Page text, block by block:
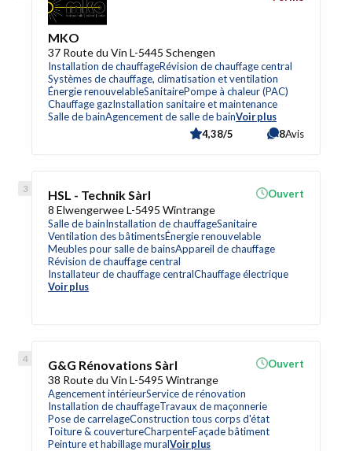
MKO
37 Route du Vin L-5445 Schengen
Installation de chauffageRévision de chauffage central
Systèmes de chauffage, climatisation et ventilation
Énergie renouvelableSanitairePompe à chaleur (PAC)
Chauffage gazInstallation sanitaire et maintenance
Salle de bainAgencement de salle de bainVoir plus
4,38/5 8Avis
HSL - Technik Sàrl
8 Elwengerwee L-5495 Wintrange
Salle de bainInstallation de chauffageSanitaire
Ventilation des bâtimentsÉnergie renouvelable
Meubles pour salle de bainsAppareil de chauffage
Révision de chauffage central
Installateur de chauffage centralChauffage électrique
Voir plus
Ouvert
G&G Rénovations Sàrl
38 Route du Vin L-5495 Wintrange
Agencement intérieurService de rénovation
Installation de chauffageTravaux de maçonnerie
Pose de carrelageConstruction tous corps d'état
Toiture & couvertureCharpenteFaçade bâtiment
Peinture et habillage muralVoir plus
Ouvert